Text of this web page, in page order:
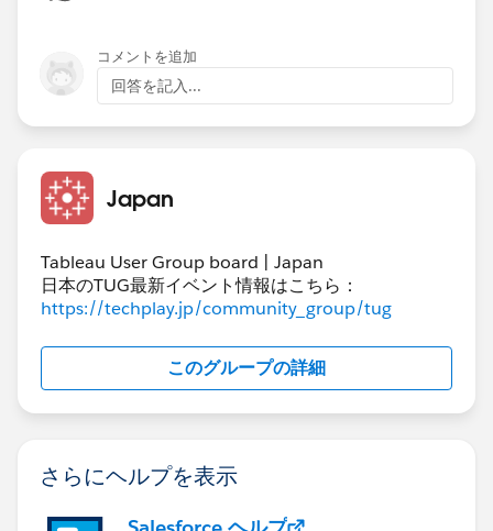
コメントを追加
回答を記入...
Japan
Tableau User Group board | Japan
日本のTUG最新イベント情報はこちら：
https://techplay.jp/community_group/tug
このグループの詳細
さらにヘルプを表示